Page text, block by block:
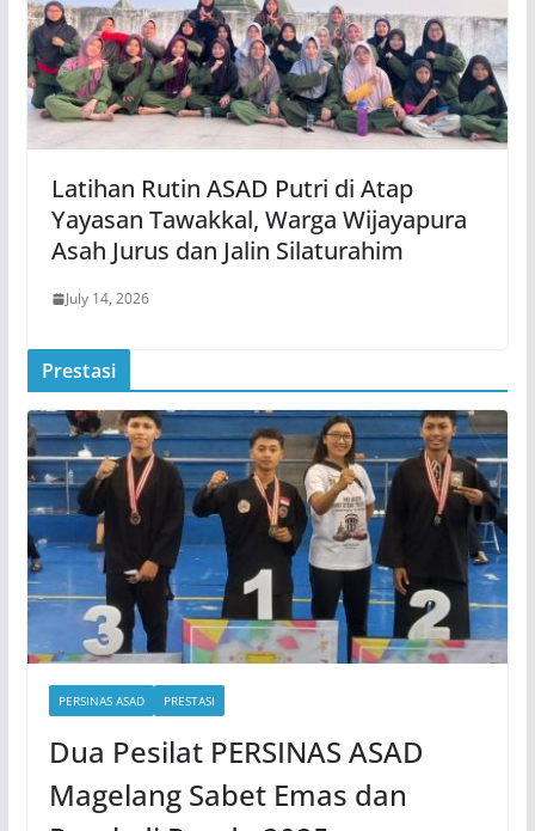
Latihan Rutin ASAD Putri di Atap
Yayasan Tawakkal, Warga Wijayapura
Asah Jurus dan Jalin Silaturahim
July 14, 2026
Prestasi
PERSINAS ASAD PRESTASI
Dua Pesilat PERSINAS ASAD
Magelang Sabet Emas dan